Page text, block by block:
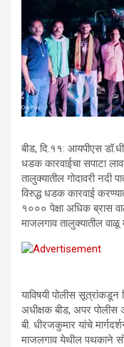
बीड, दि.११: आयपीएस
धडक कारवाईचा सपाटा
तालुक्यातील गोदावरी नदी
विरुद्ध धडक कारवाई
१००० पेक्षा अधिक ब्रास
माजलगाव तालुक्यातील
याविषयी पोलीस सूत्रांकडून
अधीक्षक बीड, अपर पोलीस
बी. धीरजकुमार यांचे
माजलगाव येथील पथकाने